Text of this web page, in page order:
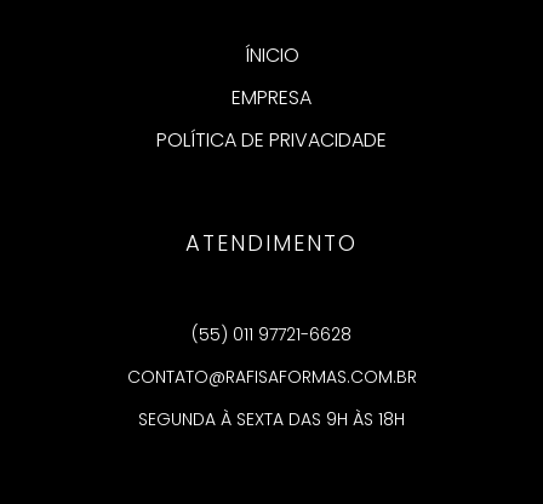
ÍNICIO
EMPRESA
POLÍTICA DE PRIVACIDADE
ATENDIMENTO
(55) 011 97721-6628
CONTATO@RAFISAFORMAS.COM.BR
SEGUNDA À SEXTA DAS 9H ÀS 18H